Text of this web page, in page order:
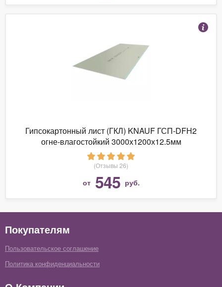
Гипсокартонный лист (ГКЛ) KNAUF ГСП-DFН2
огне-влагостойкий 3000х1200х12.5мм
(Отзывы 26)
от 545 руб.
Покупателям
Пользовательское соглашение
Политика конфиденциальности